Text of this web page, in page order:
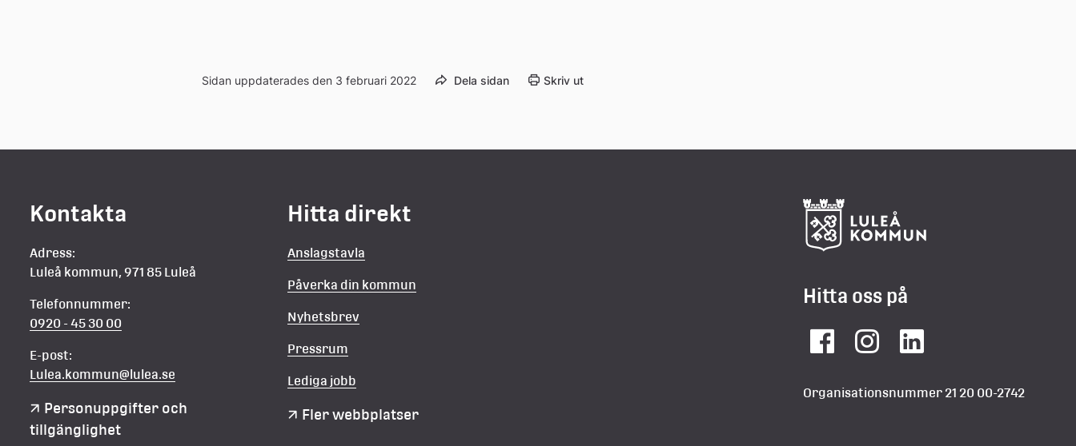
Sidan uppdaterades den 3 februari 2022 Dela sidan Skriv ut
Kontakta
Adress:
Luleå kommun, 971 85 Luleå
Telefonnummer:
0920 - 45 30 00
E-post:
Lulea.kommun@lulea.se
Personuppgifter och
tillgänglighet
Hitta direkt
Anslagstavla
Påverka din kommun
Nyhetsbrev
Pressrum
Lediga jobb
Fler webbplatser
Hitta oss på
FacebookInstagramLinkedIn
Organisationsnummer 21 20 00-2742